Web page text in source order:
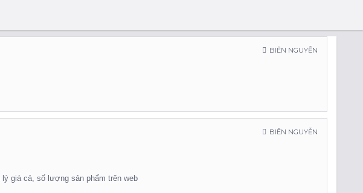
BIÊN NGUYỄN
BIÊN NGUYỄN
lý giá cả, số lượng sản phẩm trên web